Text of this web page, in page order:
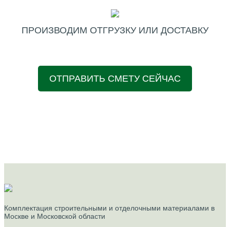
ПРОИЗВОДИМ ОТГРУЗКУ ИЛИ ДОСТАВКУ
ОТПРАВИТЬ СМЕТУ СЕЙЧАС
Комплектация строительными и отделочными материалами в
Москве и Московской области